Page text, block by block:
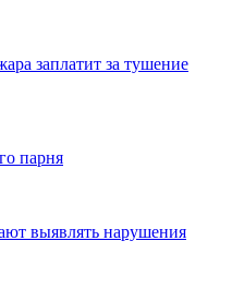
заплатит за тушение
парня
выявлять нарушения